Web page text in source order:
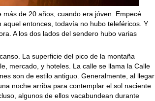
de 20 años, cuando era jóven. Empecé
entonces, todavía no hubo teleféricos. Y
A los dos lados del sendero hubo varias
La superficie del pico de la montaña
mercado, y hoteles. La calle se llama la Calle
son de estilo antiguo. Generalmente, al llegar
noche arriba para contemplar el sol naciente
algunos de ellos vacabundean durante